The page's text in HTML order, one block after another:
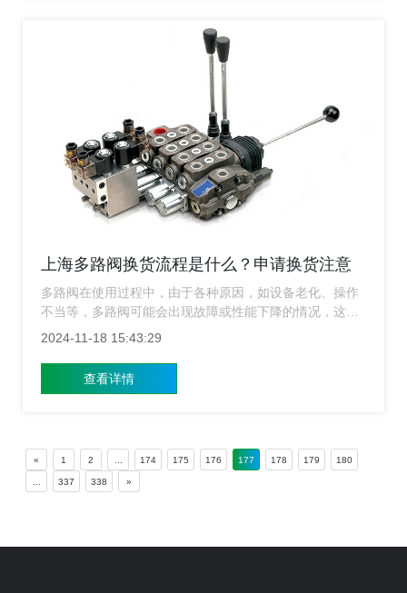
上海多路阀换货流程是什么？申请换货注意
什么？
多路阀在使用过程中，由于各种原因，如设备老化、操作
不当等，多路阀可能会出现故障或性能下降的情况，这时
就需要进行更换或维修，为了保障用户的权益，提高服务
注意事项，帮助客户更加便捷高效地完成换货。
2024-11-18 15:43:29
查看详情
« 1 2 ... 174 175 176 177 178 179 180
... 337 338 »